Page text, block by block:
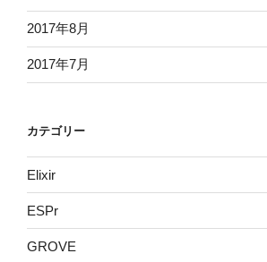
2017年8月
2017年7月
カテゴリー
Elixir
ESPr
GROVE